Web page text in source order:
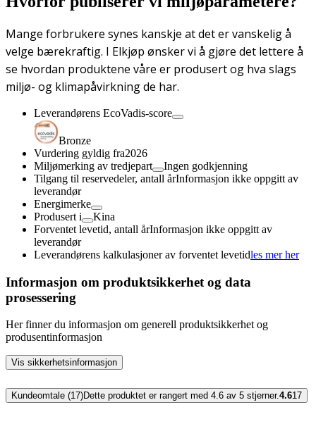
Mange forbrukere synes kanskje at det er vanskelig å
velge bærekraftig. I Elkjøp ønsker vi å gjøre det lettere å
se hvordan produktene våre er produsert og hva slags
miljø- og klimapåvirkning de har.
Leverandørens EcoVadis-score
Bronze
Vurdering gyldig fra2026
Miljømerking av tredjepart
Ingen godkjenning
Tilgang til reservedeler, antall årInformasjon ikke oppgitt av
leverandør
Energimerke
Produsert i
Kina
Forventet levetid, antall årInformasjon ikke oppgitt av
leverandør
Leverandørens kalkulasjoner av forventet levetidles mer her
Informasjon om produktsikkerhet og data
prosessering
Her finner du informasjon om generell produktsikkerhet og
produsentinformasjon
Vis sikkerhetsinformasjon
Kundeomtale (17)Dette produktet er rangert med 4.6 av 5 stjerner.4.617